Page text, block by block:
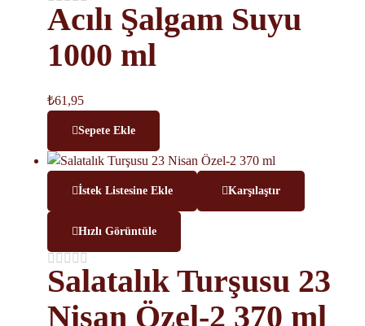
Acılı Şalgam Suyu
1000 ml
₺61,95
Sepete Ekle
İstek Listesine Ekle Karşılaştır
Hızlı Görüntüle
Salatalık Turşusu 23
Nisan Özel-2 370 ml